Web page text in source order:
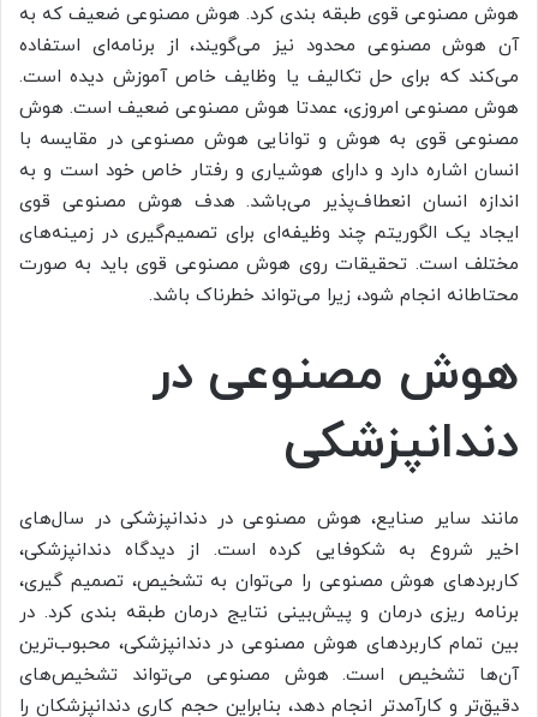
هوش مصنوعی قوی طبقه بندی کرد. هوش مصنوعی ضعیف که به
آن هوش مصنوعی محدود نیز می‌گویند، از برنامه‌ای استفاده
می‌کند که برای حل تکالیف یا وظایف خاص آموزش دیده است.
هوش مصنوعی امروزی، عمدتا هوش مصنوعی ضعیف است. هوش
مصنوعی قوی به هوش و توانایی هوش مصنوعی در مقایسه با
انسان اشاره دارد و دارای هوشیاری و رفتار خاص خود است و به
اندازه انسان انعطاف‌پذیر می‌باشد. هدف هوش مصنوعی قوی
ایجاد یک الگوریتم چند وظیفه‌ای برای تصمیم‌گیری در زمینه‌های
مختلف است. تحقیقات روی هوش مصنوعی قوی باید به صورت
محتاطانه انجام شود، زیرا می‌تواند خطرناک باشد.
هوش مصنوعی در
دندانپزشکی
مانند سایر صنایع، هوش مصنوعی در دندانپزشکی در سال‌های
اخیر شروع به شکوفایی کرده است. از دیدگاه دندانپزشکی،
کاربردهای هوش مصنوعی را می‌توان به تشخیص، تصمیم گیری،
برنامه ریزی درمان و پیش‌بینی نتایج درمان طبقه بندی کرد. در
بین تمام کاربردهای هوش مصنوعی در دندانپزشکی، محبوب‌ترین
آن‌ها تشخیص است. هوش مصنوعی می‌تواند تشخیص‌های
دقیق‌تر و کارآمدتر انجام دهد، بنابراین حجم کاری دندانپزشکان را